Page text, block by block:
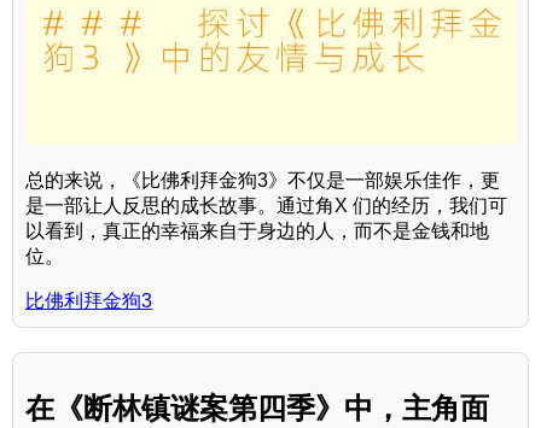
总的来说，《比佛利拜金狗3》不仅是一部娱乐佳作，更
是一部让人反思的成长故事。通过角X 们的经历，我们可
以看到，真正的幸福来自于身边的人，而不是金钱和地
位。
比佛利拜金狗3
在《断林镇谜案第四季》中，主角面